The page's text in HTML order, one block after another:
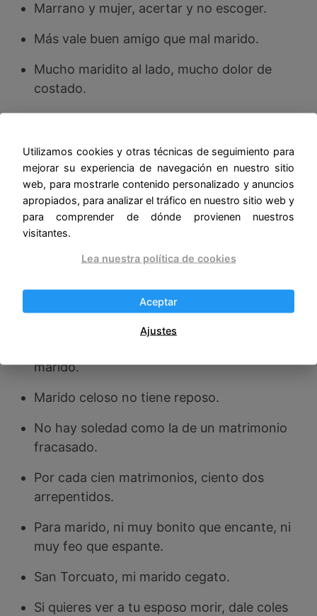
Marrano y mujer, acertar y no escoger.
Más vale buen amigo que mal marido.
Mucho maridito al lado, mucho dolor de
costado.
Marido rico y necio, no tiene precio.
Matrimonios por amores, causan muchos
sinsabores.
encuerados.
Matrimonio ni señorío no quieren furia ni
brío.
marido.
Marido celoso no tiene reposo.
No hay soledad como la de un matrimonio
fracasado.
Por cada cien matrimonios, ciento dos
arrepentidos.
Para marido, ni muy bonito que encante, ni
muy feo que espante.
San Torcuato, mi marido cegato.
Si quieres ver a tu esposo morir, dale coles
Utilizamos cookies y otras técnicas de seguimiento para
mejorar su experiencia de navegación en nuestro sitio
web, para mostrarle contenido personalizado y anuncios
apropiados, para analizar el tráfico en nuestro sitio web y
para comprender de dónde provienen nuestros
visitantes.
Lea nuestra política de cookies
Aceptar
Ajustes